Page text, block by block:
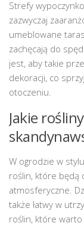
Strefy
zazwyczaj
umeblowane
zachęcają do
jest, aby takie
dekoracji, co
otoczeniu.
Jakie
W ogrodzie w
roślin, które będą
atmosferyczne.
także łatwy w
roślin, które warto